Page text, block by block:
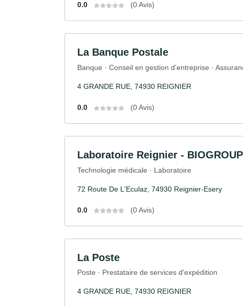
0.0 (0 Avis)
La Banque Postale
Banque · Conseil en gestion d'entreprise ·
4 GRANDE RUE, 74930 REIGNIER
0.0 (0 Avis)
Laboratoire Reignier -
Technologie médicale · Laboratoire
72 Route De L'Eculaz, 74930 Reignier-Esery
0.0 (0 Avis)
La Poste
Poste · Prestataire de services d'expédition
4 GRANDE RUE, 74930 REIGNIER